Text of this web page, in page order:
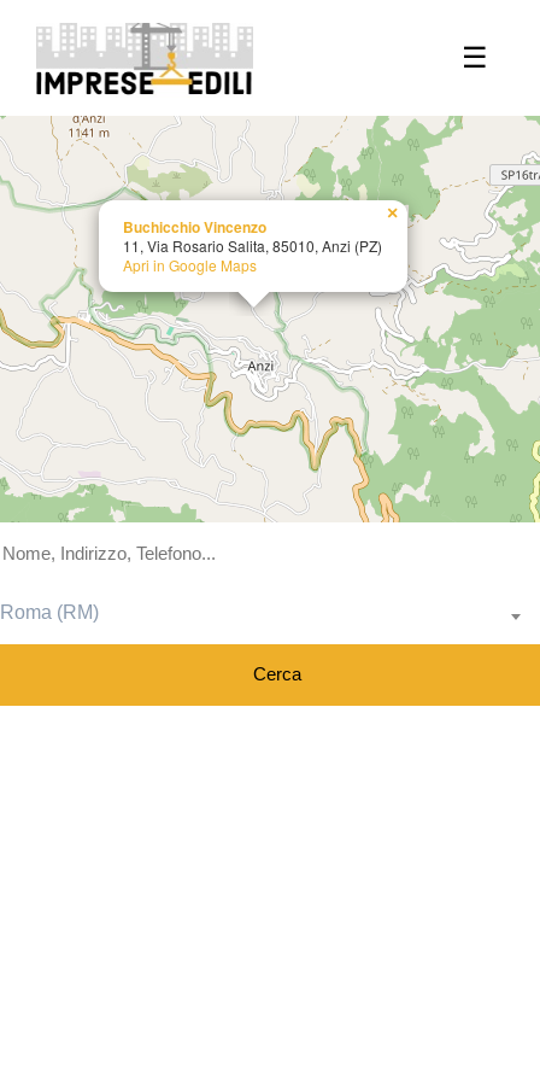
☰
Buchicchio Vincenzo
11, Via Rosario Salita, 85010, Anzi (PZ)
Apri in Google Maps
×
+
−
Roma (RM)
Cerca